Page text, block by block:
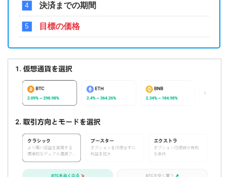
決済までの期間
目標の価格